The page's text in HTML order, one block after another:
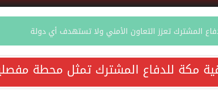
المشترك تعزز التعاون الأمني ولا تستهدف أي دولة
مكة تعكس الإرادة السياسية لحماية أمن المنطقة
مكة للدفاع المشترك تمثل محطة